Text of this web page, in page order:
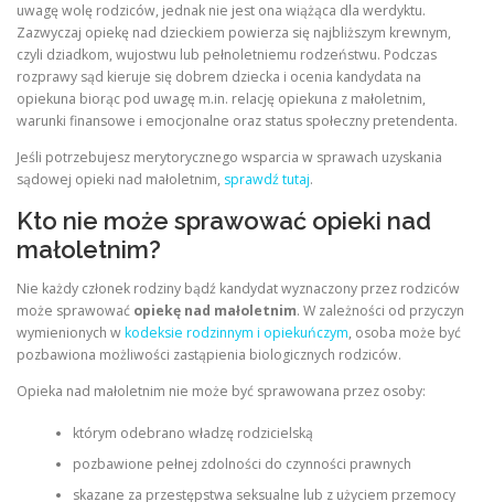
uwagę wolę rodziców, jednak nie jest ona wiążąca dla werdyktu.
Zazwyczaj opiekę nad dzieckiem powierza się najbliższym krewnym,
czyli dziadkom, wujostwu lub pełnoletniemu rodzeństwu. Podczas
rozprawy sąd kieruje się dobrem dziecka i ocenia kandydata na
opiekuna biorąc pod uwagę m.in. relację opiekuna z małoletnim,
warunki finansowe i emocjonalne oraz status społeczny pretendenta.
Jeśli potrzebujesz merytorycznego wsparcia w sprawach uzyskania
sądowej opieki nad małoletnim, sprawdź tutaj.
Kto nie może sprawować opieki nad
małoletnim?
Nie każdy członek rodziny bądź kandydat wyznaczony przez rodziców
może sprawować opiekę nad małoletnim. W zależności od przyczyn
wymienionych wkodeksie rodzinnym i opiekuńczym, osoba może być
pozbawiona możliwości zastąpienia biologicznych rodziców.
Opieka nad małoletnim nie może być sprawowana przez osoby:
którym odebrano władzę rodzicielską
pozbawione pełnej zdolności do czynności prawnych
skazane za przestępstwa seksualne lub z użyciem przemocy